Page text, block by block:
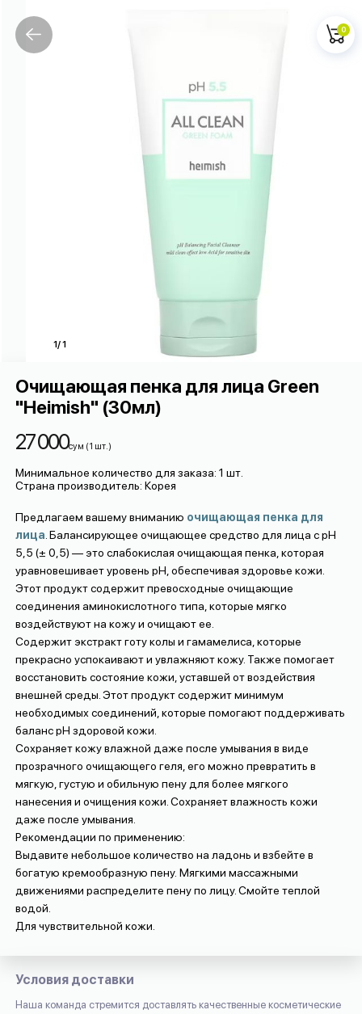
0
Очищающая пенка для лица Green
"Heimish" (30мл)
27 000сум (1 шт. )
Минимальное количество для заказа: 1 шт.
Страна производитель: Корея
Предлагаем вашему вниманию очищающая пенка для
лица . Балансирующее очищающее средство для лица с pH
5,5 (± 0,5) — это слабокислая очищающая пенка, которая
уравновешивает уровень pH, обеспечивая здоровье кожи.
Этот продукт содержит превосходные очищающие
соединения аминокислотного типа, которые мягко
воздействуют на кожу и очищают ее.
Содержит экстракт готу колы и гамамелиса, которые
прекрасно успокаивают и увлажняют кожу. Также помогает
восстановить состояние кожи, уставшей от воздействия
внешней среды. Этот продукт содержит минимум
необходимых соединений, которые помогают поддерживать
баланс pH здоровой кожи.
Сохраняет кожу влажной даже после умывания в виде
прозрачного очищающего геля, его можно превратить в
мягкую, густую и обильную пену для более мягкого
нанесения и очищения кожи. Сохраняет влажность кожи
даже после умывания.
Рекомендации по применению:
Выдавите небольшое количество на ладонь и взбейте в
богатую кремообразную пену. Мягкими массажными
движениями распределите пену по лицу. Смойте теплой
водой.
Для чувствительной кожи.
Условия доставки
Наша команда стремится доставлять качественные косметические